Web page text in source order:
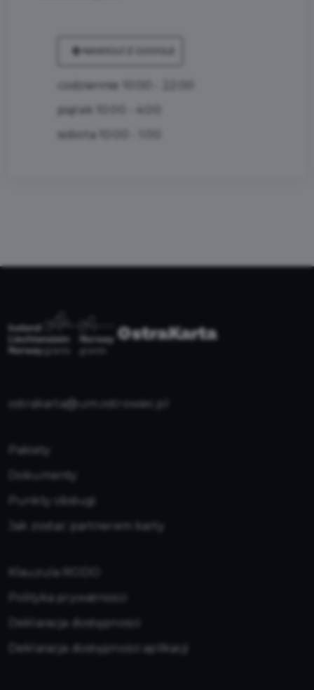
codziennie 10:00 - 22:00
piątek 10:00 - 4:00
sobota 10:00 - 1:00
ostrakarta@um.ostrowiec.pl
Pakiety
Dokumenty
Punkty obsługi
Jak zostać partnerem karty
Klauzula RODO
Polityka prywatności
Deklaracja dostępności
Deklaracja dostępności aplikacji